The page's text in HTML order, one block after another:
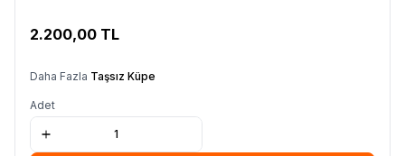
2.200,00 TL
Daha Fazla Taşsız Küpe
Adet